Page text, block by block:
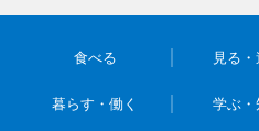
食べる 見る
暮らす・働く 学ぶ・